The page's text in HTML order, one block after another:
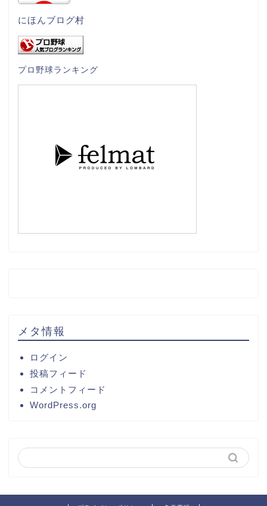
にほんブログ村
プロ野球ランキング
メタ情報
ログイン
投稿フィード
コメントフィード
WordPress.org